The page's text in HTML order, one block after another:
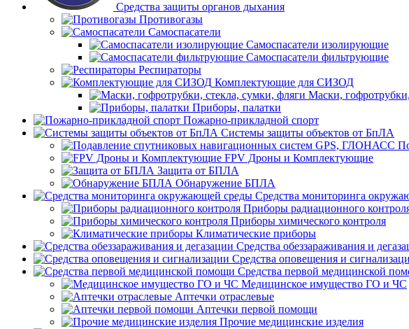
Средства защиты органов дыхания
Противогазы
Самоспасатели
Самоспасатели изолирующие
Самоспасатели фильтрующие
Респираторы
Комплектующие для СИЗОД
Маски,
Приборы, палатки
Пожарно-прикладной спорт
Системы защиты объектов от БпЛА
FPV Дроны и Комплектующие
Защита от БПЛА
Обнаружение БПЛА
Средства мониторинга
Приборы радиационного
Приборы химического контроля
Климатические приборы
Средства обеззараживания и
Средства оповещения и
Средства первой медицинской
Медицинское имущество ГО и ЧС
Аптечки отраслевые
Аптечки первой помощи
Прочие медицинские изделия